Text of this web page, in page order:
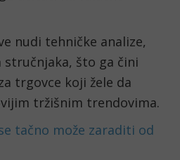
nudi tehničke analize,
što ga čini
trgovce koji žele da
tržišnim trendovima.
tačno može zaraditi od